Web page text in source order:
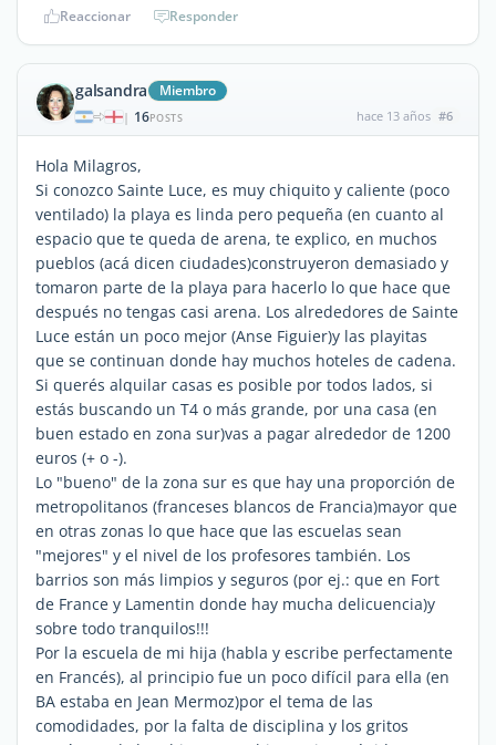
Reaccionar Responder
galsandra Miembro
| 16POSTS hace 13 años #6
Hola Milagros,
Si conozco Sainte Luce, es muy chiquito y caliente (poco
ventilado) la playa es linda pero pequeña (en cuanto al
espacio que te queda de arena, te explico, en muchos
pueblos (acá dicen ciudades)construyeron demasiado y
tomaron parte de la playa para hacerlo lo que hace que
después no tengas casi arena. Los alrededores de Sainte
Luce están un poco mejor (Anse Figuier)y las playitas
que se continuan donde hay muchos hoteles de cadena.
Si querés alquilar casas es posible por todos lados, si
estás buscando un T4 o más grande, por una casa (en
buen estado en zona sur)vas a pagar alrededor de 1200
euros (+ o -).
Lo "bueno" de la zona sur es que hay una proporción de
metropolitanos (franceses blancos de Francia)mayor que
en otras zonas lo que hace que las escuelas sean
"mejores" y el nivel de los profesores también. Los
barrios son más limpios y seguros (por ej.: que en Fort
de France y Lamentin donde hay mucha delicuencia)y
sobre todo tranquilos!!!
Por la escuela de mi hija (habla y escribe perfectamente
en Francés), al principio fue un poco difícil para ella (en
BA estaba en Jean Mermoz)por el tema de las
comodidades, por la falta de disciplina y los gritos